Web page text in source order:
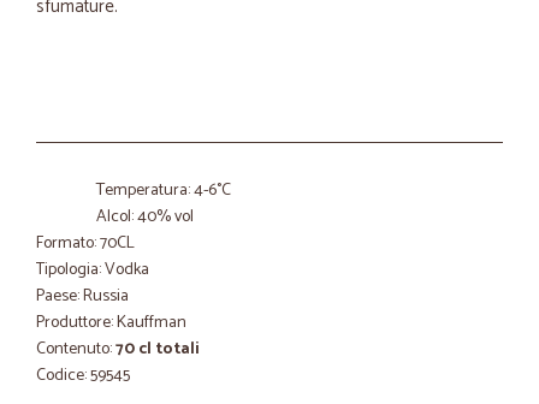
sfumature.
Temperatura: 4-6°C
Alcol: 40% vol
Formato: 70CL
Tipologia: Vodka
Paese: Russia
Produttore: Kauffman
Contenuto:70 cl totali
Codice: 59545